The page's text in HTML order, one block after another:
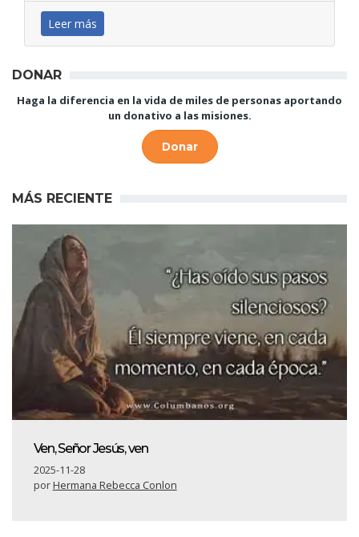
Leer más
DONAR
Haga la diferencia en la vida de miles de personas aportando
un donativo a las misiones.
Donar
MÁS RECIENTE
Ven, Señor Jesús, ven
2025-11-28
porHermana Rebecca Conlon